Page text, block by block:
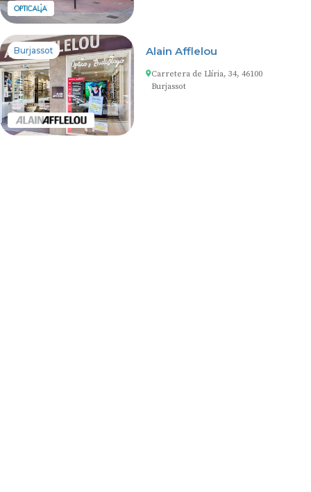
Burjassot Alain Afflelou
Carretera de Llíria, 34, 46100
Burjassot